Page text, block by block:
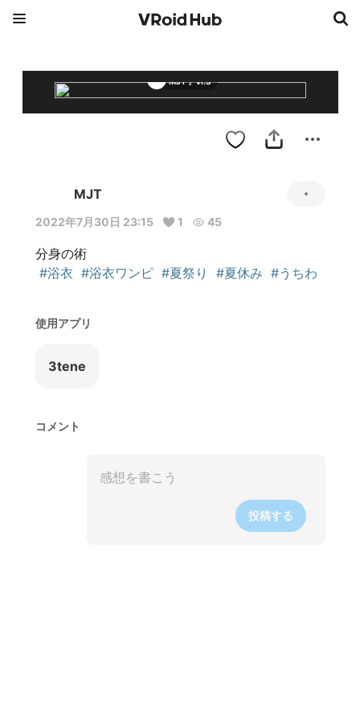
MJT子 vr.3
MJT
2022年7月30日 23:15 1 45
分身の術
#浴衣 #浴衣ワンピ #夏祭り #夏休み #うちわ
使用アプリ
3tene
コメント
投稿する